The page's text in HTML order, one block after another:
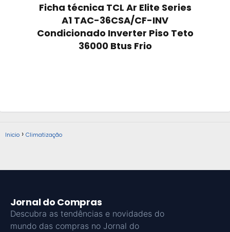
Ficha técnica TCL Ar Elite Series
A1 TAC-36CSA/CF-INV
Condicionado Inverter Piso Teto
36000 Btus Frio
Inicio Climatização
Jornal do Compras
Descubra as tendências e novidades do
mundo das compras no Jornal do